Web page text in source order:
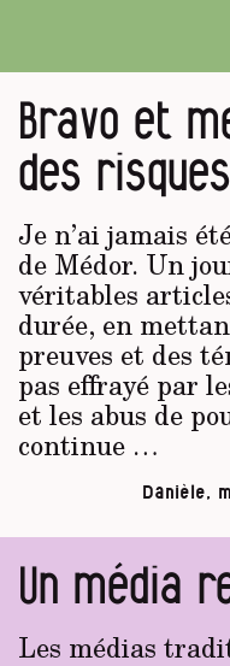
Bravo et
des risques
Je n’ai jamais
de Médor. Un
véritables
durée, en
preuves et des
pas effrayé par
et les abus de
continue …
Danièle,
Un média
Les médias